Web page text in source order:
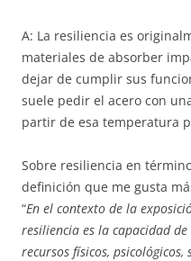
A: La resiliencia es
materiales de absorber
dejar de cumplir sus
suele pedir el acero con
partir de esa temperatura
Sobre resiliencia en
definición que me gusta
“En el contexto de la
resiliencia es la capacidad
recursos físicos,